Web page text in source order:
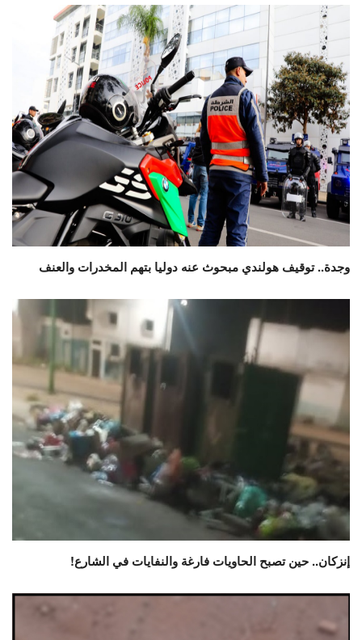
وجدة.. توقيف هولندي مبحوث عنه دوليا بتهم المخدرات والعنف
إنزكان.. حين تصبح الحاويات فارغة والنفايات في الشارع!